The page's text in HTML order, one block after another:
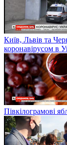
Київ, Львів та
коронавірусом в
Півкілограмові